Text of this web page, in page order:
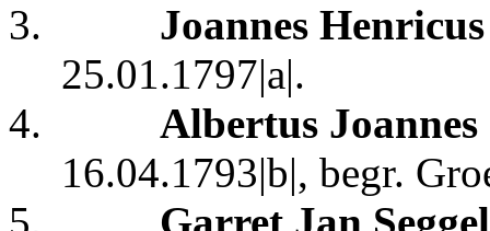
3.
Joannes
25.01.1797|a|.
4.
Albertus Joannes
16.04.1793|b|, begr.